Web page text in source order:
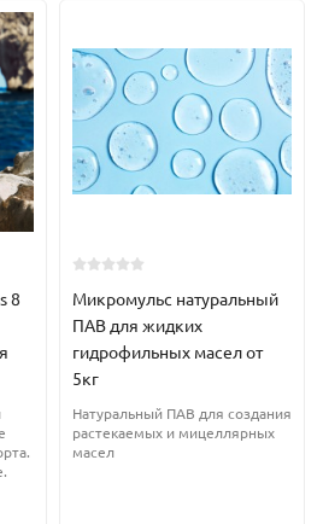
относятся: защита клеточных
поддержание тонуса,
кожи. Является антивозрастным
защитную пленку, отталкивает УФ-
водный баланс. Применяется при
очагов воспаления.
косметических средств в
массажа, в мыловарении. Может
в качестве базы или масляных
8
Микромульс натуральный
ПАВ для жидких
гидрофильных масел от
5кг
Натуральный ПАВ для создания
растекаемых и мицеллярных
масел